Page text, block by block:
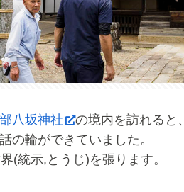
八坂神社
の境内を訪れると、
の輪ができていました。
(統示,とうじ)を張ります。